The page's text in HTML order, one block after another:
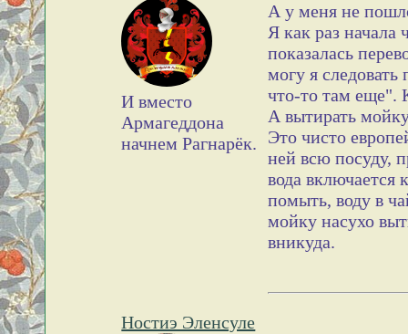
И вместо
Армагеддона
начнем Рагнарёк.
А у меня не
Я как раз
показалась
могу я
что-то там еще".
А вытирать
Это чисто
ней всю посуду,
вода включается
помыть, воду в
мойку насухо
вникуда.
Ностиэ Эленсуле